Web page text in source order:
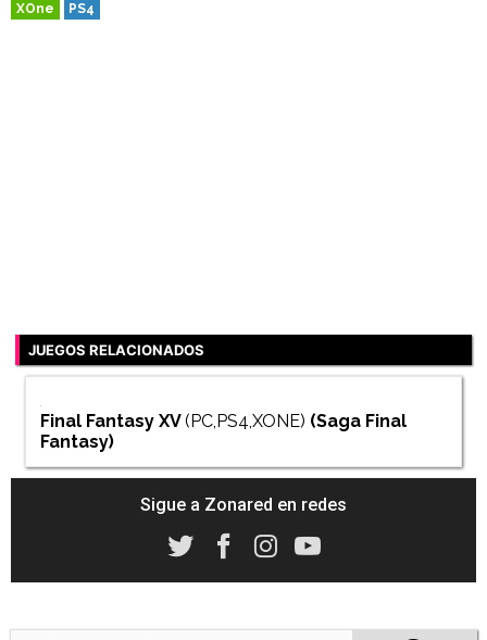
XOne PS4
JUEGOS RELACIONADOS
Final Fantasy XV (PC,PS4,XONE) (Saga Final
Fantasy)
Sigue a Zonared en redes